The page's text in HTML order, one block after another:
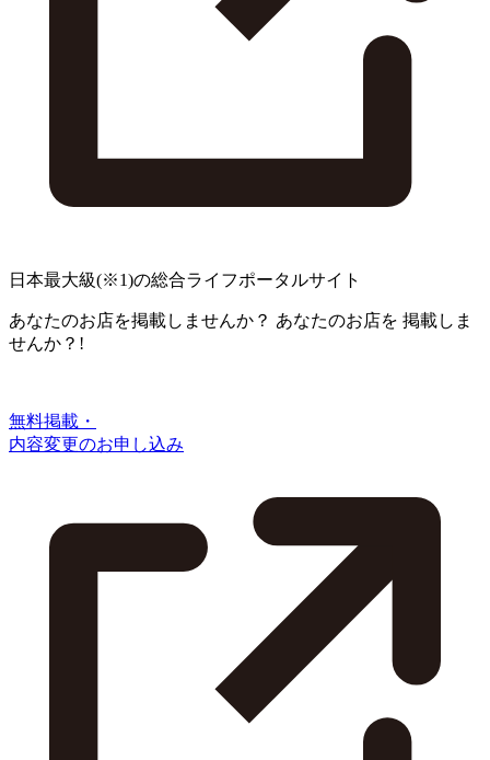
日本最大級(※1)の総合ライフポータルサイト
あなたのお店を掲載しませんか？ あなたのお店を 掲載しま
せんか？!
無料掲載・
内容変更のお申し込み